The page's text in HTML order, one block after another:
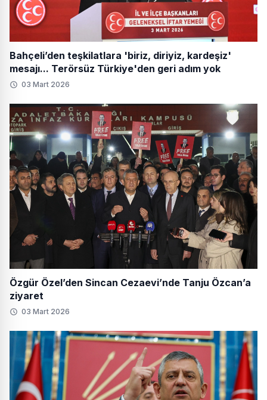
Bahçeli’den teşkilatlara 'biriz, diriyiz, kardeşiz'
mesajı... Terörsüz Türkiye'den geri adım yok
03 Mart 2026
Özgür Özel’den Sincan Cezaevi’nde Tanju Özcan’a
ziyaret
03 Mart 2026